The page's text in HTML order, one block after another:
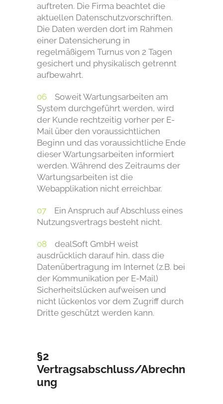
auftreten. Die Firma beachtet die
aktuellen Datenschutzvorschriften.
Die Daten werden dort im Rahmen
einer Datensicherung in
regelmäßigem Turnus von 2 Tagen
gesichert und physikalisch getrennt
aufbewahrt.
Soweit Wartungsarbeiten am
System durchgeführt werden, wird
der Kunde rechtzeitig vorher per E-
Mail über den voraussichtlichen
Beginn und das voraussichtliche Ende
dieser Wartungsarbeiten informiert
werden. Während des Zeitraums der
Wartungsarbeiten ist die
Webapplikation nicht erreichbar.
Ein Anspruch auf Abschluss eines
Nutzungsvertrags besteht nicht.
dealSoft GmbH weist
ausdrücklich darauf hin, dass die
Datenübertragung im Internet (z.B. bei
der Kommunikation per E-Mail)
Sicherheitslücken aufweisen und
nicht lückenlos vor dem Zugriff durch
Dritte geschützt werden kann.
§2
Vertragsabschluss/Abrechn
ung